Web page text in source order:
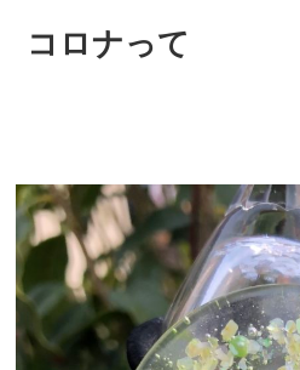
コロナって